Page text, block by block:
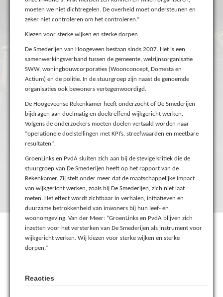
moeten we niet dichtregelen. De overheid moet ondersteunen en
zeker niet controleren om het controleren.”
Kiezen voor sterke wijken en sterke dorpen
De Smederijen van Hoogeveen bestaan sinds 2007. Het is een
samenwerkingsverband tussen de gemeente, welzijnsorganisatie
SWW, woningbouwcorporaties (Woonconcept, Domesta en
Actium) en de politie. In de stuurgroep zijn naast de genoemde
organisaties ook bewoners vertegenwoordigd.
De Hoogeveense Rekenkamer heeft onderzocht of De Smederijen
bijdragen aan doelmatig en doeltreffend wijkgericht werken.
Volgens de onderzoekers moeten doelen vertaald worden naar
“operationele doelstellingen met KPI’s, streefwaarden en meetbare
resultaten”.
GroenLinks en PvdA sluiten zich aan bij de stevige kritiek die de
stuurgroep van De Smederijen heeft op het rapport van de
Rekenkamer. Zij stelt onder meer dat de maatschappelijke impact
van wijkgericht werken, zoals bij De Smederijen, zich niet laat
meten. Het effect wordt zichtbaar in verhalen, initiatieven en
duurzame betrokkenheid van inwoners bij hun leef- en
woonomgeving. Van der Meer: “GroenLinks en PvdA blijven zich
inzetten voor het versterken van De Smederijen als instrument voor
wijkgericht werken. Wij kiezen voor sterke wijken en sterke
dorpen.”
Reacties